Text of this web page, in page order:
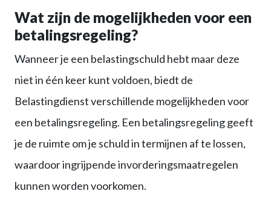
Wat zijn de mogelijkheden voor een
betalingsregeling?
Wanneer je een belastingschuld hebt maar deze
niet in één keer kunt voldoen, biedt de
Belastingdienst verschillende mogelijkheden voor
een betalingsregeling. Een betalingsregeling geeft
je de ruimte om je schuld in termijnen af te lossen,
waardoor ingrijpende invorderingsmaatregelen
kunnen worden voorkomen.